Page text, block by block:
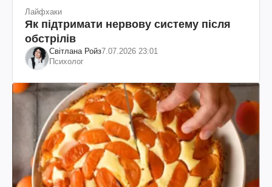
Лайфхаки
Як підтримати нервову систему після
обстрілів
Світлана Ройз7.07.2026 23:01
Психолог